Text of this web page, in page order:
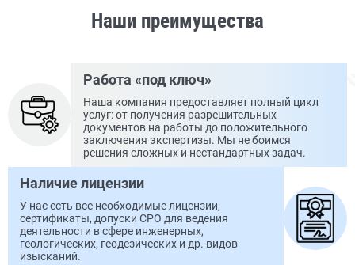
Наши преимущества
Работа «под ключ»
Наша компания предоставляет полный цикл
услуг: от получения разрешительных
документов на работы до положительного
заключения экспертизы. Мы не боимся
решения сложных и нестандартных задач.
Наличие лицензии
У нас есть все необходимые лицензии,
сертификаты, допуски СРО для ведения
деятельности в сфере инженерных,
геологических, геодезических и др. видов
изысканий.